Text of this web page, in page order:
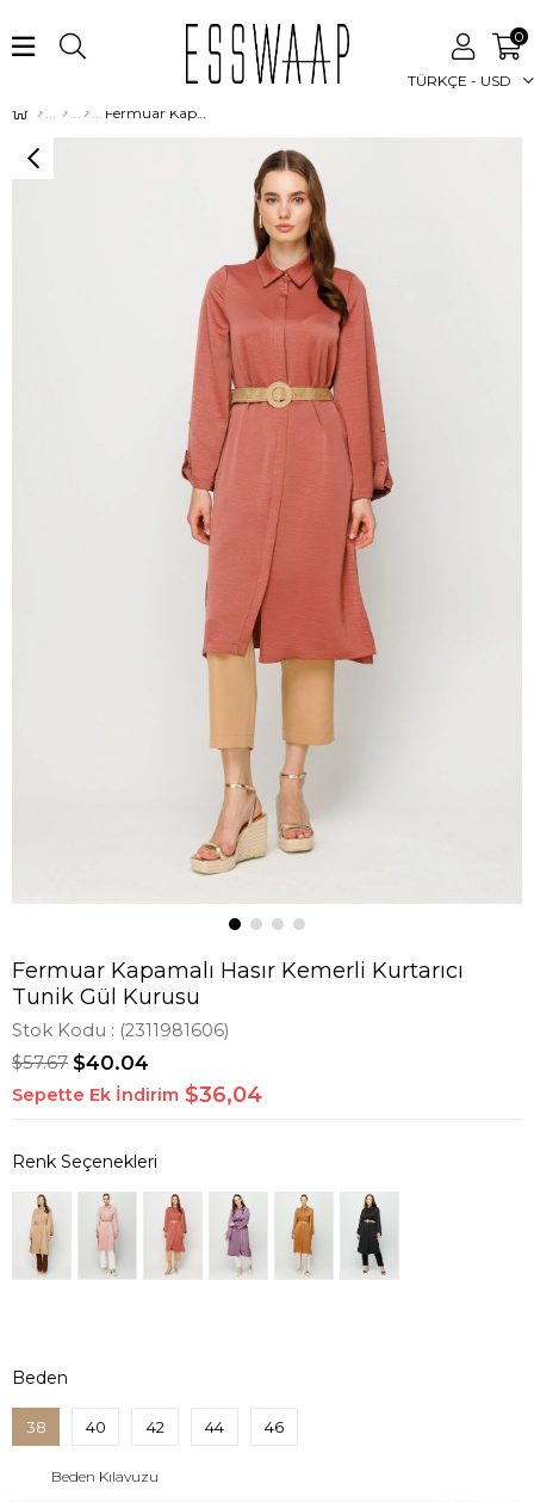
TÜRKÇE - USD
0
Fermuar Kapamalı Hasır Kemerli Kurtarıcı Tunik Gül Kurusu
Fermuar Kapamalı Hasır Kemerli Kurtarıcı
Tunik Gül Kurusu
Stok Kodu (2311981606)
$57.67 $40.04
Sepette Ek İndirim $36,04
Beden
38 40 42 44 46
Beden Kılavuzu